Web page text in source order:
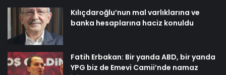
Kılıçdaroğlu’nun mal varlıklarına ve
banka hesaplarına haciz konuldu
Fatih Erbakan: Bir yanda ABD, bir yanda
YPG biz de Emevi Camii’nde namaz